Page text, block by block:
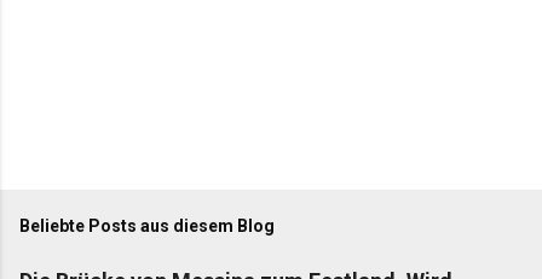
Beliebte Posts aus diesem Blog